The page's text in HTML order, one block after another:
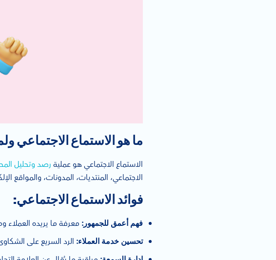
ما هو الاستماع الاجتماعي
الاستماع الاجتماعي هو عملية رصد وتحليل
الاجتماعي، المنتديات، المدونات، والمواقع
فوائد الاستماع الاجتماعي:
فهم أعمق للجمهور: معرفة ما يريده العملاء
تحسين خدمة العملاء: الرد السريع على